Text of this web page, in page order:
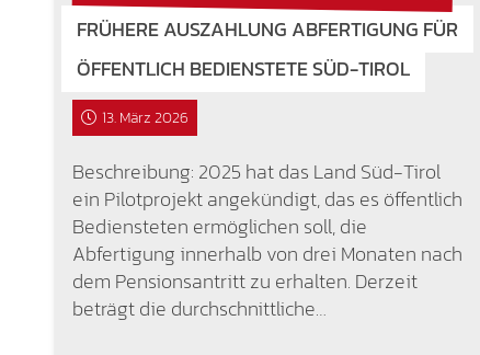
FRÜHERE AUSZAHLUNG ABFERTIGUNG FÜR
ÖFFENTLICH BEDIENSTETE SÜD-TIROL
13. März 2026
Beschreibung: 2025 hat das Land Süd-Tirol
ein Pilotprojekt angekündigt, das es öffentlich
Bediensteten ermöglichen soll, die
Abfertigung innerhalb von drei Monaten nach
dem Pensionsantritt zu erhalten. Derzeit
beträgt die durchschnittliche…